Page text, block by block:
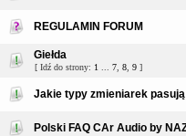
REGULAMIN FORUM
Giełda
[ Idź do strony: 1 7 8 9 ]
Jakie typy zmieniarek pasują
Polski FAQ CAr Audio by